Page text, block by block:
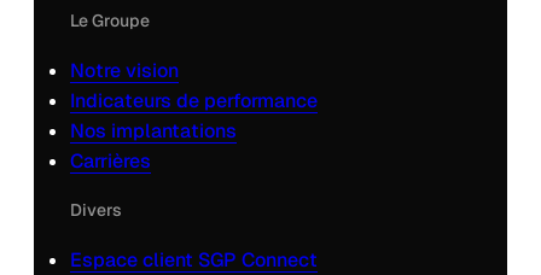
Le Groupe
Notre vision
Indicateurs de performance
Nos implantations
Carrières
Divers
Espace client SGP Connect